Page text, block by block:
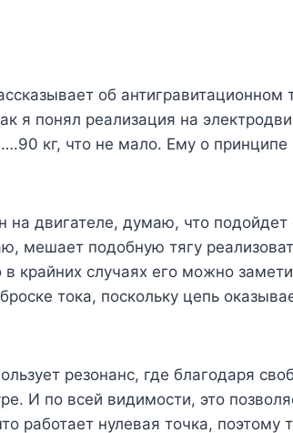
об антигравитационном
я понял реализация на
кг, что не мало. Ему о принципе
на двигателе, думаю, что
мешает подобную тягу
крайних случаях его можно
тока, поскольку цепь
резонанс, где благодаря
И по всей видимости, это
работает нулевая точка, поэтому